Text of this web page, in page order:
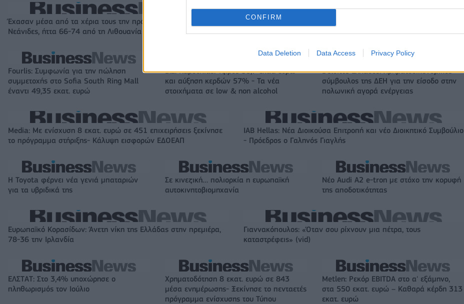
CONFIRM
Data Deletion Data Access Privacy Policy
Έχασαν μέσα από τα χέρια τους την πρόκριση στους «4» οι
Νεάνιδες, ήττα 66-74 από τη Λιθουανία στην παράταση
Ο Ένες Καντέρ θέλει να δηλώσει συμμετοχή στο ντραφτ του
WNBA!
Fourlis: Συμφωνία για την πώληση
συμμετοχής στο Sofia South Ring Mall
έναντι 49,35 εκατ. ευρώ
Β.Σ. Καρούλιας: Τζίρος 98,7 εκατ. ευρώ
και αύξηση κερδών 57% - Τα νέα
στοιχήματα σε low & non alcohol
Deloitte Ελλάδος: Χρηματοοικονομικός
σύμβουλος της ΔΕΗ για την είσοδο στην
πολωνική αγορά ενέργειας
Media: Με ενίσχυση 8 εκατ. ευρώ σε 451 επιχειρήσεις ξεκίνησε
το πρόγραμμα στήριξης- Κάλυψη εισφορών ΕΔΟΕΑΠ
IAB Hellas: Νέα Διοικούσα Επιτροπή και νέο Διοικητικό Συμβούλιο
- Πρόεδρος ο Γαληνός Γιαγλής
Η Toyota φέρνει νέα γενιά μπαταριών
για τα υβριδικά της
Σε κινεζική… πολιορκία η ευρωπαϊκή
αυτοκινητοβιομηχανία
Νέο Audi A2 e-tron με στόχο την κορυφή
της αποδοτικότητας
Ευρωπαϊκό Κορασίδων: Άνετη νίκη της Ελλάδας στην πρεμιέρα,
78-36 την Ιρλανδία
Γιαννακόπουλος: «Όταν σου ρίχνουν μια πέτρα, τους
καταστρέφεις» (vid)
ΕΛΣΤΑΤ: Στο 3,4% υποχώρησε ο
πληθωρισμός τον Ιούλιο
Χρηματοδότηση 8 εκατ. ευρώ σε 843
μέσα ενημέρωσης- Ξεκίνησε το πενταετές
πρόγραμμα ενίσχυσης του Τύπου
Metlen: Ρεκόρ EBITDA στο α' εξάμηνο,
στα 550 εκατ. ευρώ – Καθαρά κέρδη 313
εκατ. ευρώ